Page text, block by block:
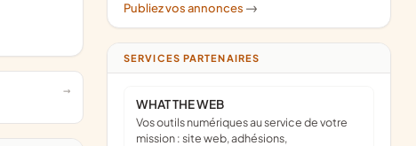
Publiez vos annonces ->
SERVICES PARTENAIRES
WHAT THE WEB
Vos outils numériques au service de votre
mission : site web, adhésions,